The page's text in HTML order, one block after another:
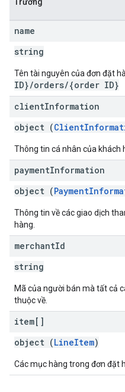
name
string
Tên tài nguyên của đơn đặt
ID}/orders/{order ID}
clientInformation
object (
Thông tin cá nhân của khách
paymentInformation
object (
Thông tin về các giao dịch
hàng.
merchantId
string
Mã của người bán mà tất cả
thuộc về.
item[]
object (LineItem)
Các mục hàng trong đơn đặt